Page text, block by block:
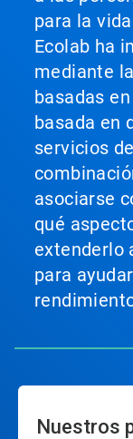
para la
Ecolab ha
mediante
basadas
basada en
servicios
asociarse
qué
extenderlo
para
Nuestros